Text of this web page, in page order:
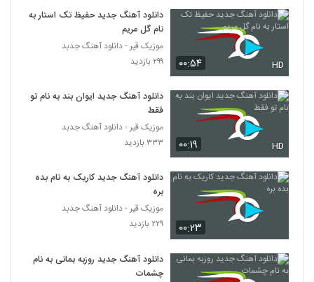
۰۰:۵۴ HD
دانلود آهنگ جدید حفیظ تک استار به
نام گل مریم
موزیک قیر - دانلود آهنگ جدبد
۲۹۹ بازدید
۰۰:۱۹ HD
دانلود آهنگ جدید ایوان بند به نام تو
فقط
موزیک قیر - دانلود آهنگ جدبد
۳۳۳ بازدید
۰۰:۲۳
دانلود آهنگ جدید کاریک به نام بده
بره
موزیک قیر - دانلود آهنگ جدبد
۲۲۹ بازدید
دانلود آهنگ جدید روزبه بمانی به نام
چشمات